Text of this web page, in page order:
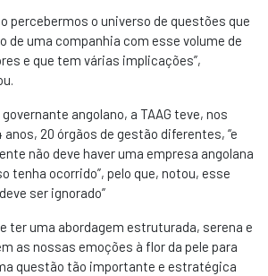
percebermos o universo de questões que
de uma companhia com esse volume de
e que tem várias implicações”,
governante angolano, a TAAG teve, nos
20 órgãos de gestão diferentes, “e
não deve haver uma empresa angolana
tenha ocorrido”, pelo que, notou, esse
ser ignorado”
ter uma abordagem estruturada, serena e
as nossas emoções à flor da pele para
questão tão importante e estratégica